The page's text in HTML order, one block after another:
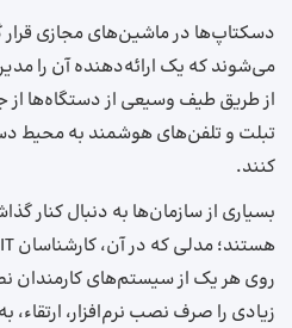
دسکتاپ‌ها در ماشین‌های مجازی قرار
می‌شوند که یک ارائه‌دهنده آن را
از طریق طیف وسیعی از دستگاه‌ها از
تبلت و تلفن‌های هوشمند به محیط
کنند.
بسیاری از سازمان‌ها به‌ دنبال کنار
روی هر یک از سیستم‌های کارمندان
زیادی را صرف نصب نرم‌افزار، ارتقاء،